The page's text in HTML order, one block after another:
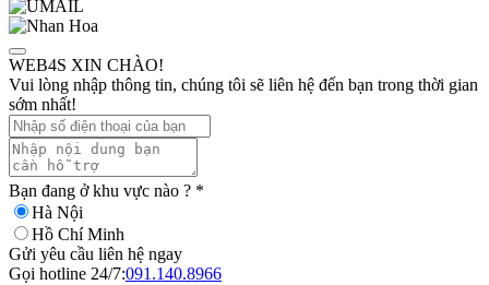
WEB4S XIN CHÀO!
Vui lòng nhập thông tin, chúng tôi sẽ liên hệ đến bạn trong thời gian
sớm nhất!
Bạn đang ở khu vực nào ? *
Hà Nội
Hồ Chí Minh
Gửi yêu cầu liên hệ ngay
Gọi hotline 24/7:091.140.8966